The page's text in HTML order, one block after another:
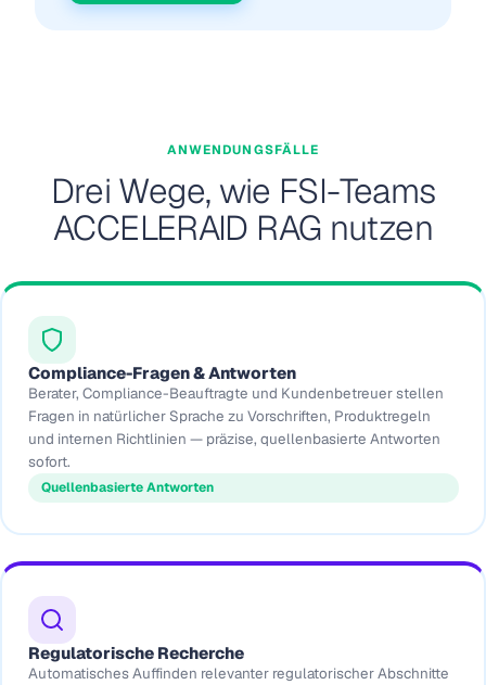
ANWENDUNGSFÄLLE
Drei Wege, wie FSI-Teams
ACCELERAID RAG nutzen
Compliance-Fragen & Antworten
Berater, Compliance-Beauftragte und Kundenbetreuer stellen
Fragen in natürlicher Sprache zu Vorschriften, Produktregeln
und internen Richtlinien — präzise, quellenbasierte Antworten
sofort.
Quellenbasierte Antworten
Regulatorische Recherche
Automatisches Auffinden relevanter regulatorischer Abschnitte